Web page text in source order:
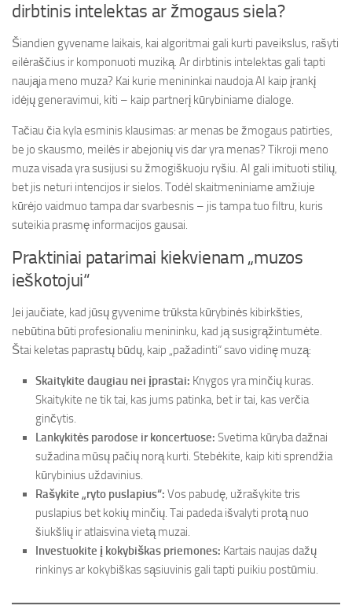
dirbtinis intelektas ar žmogaus siela?
Šiandien gyvename laikais, kai algoritmai gali kurti paveikslus, rašyti
eilėraščius ir komponuoti muziką. Ar dirbtinis intelektas gali tapti
naująja meno muza? Kai kurie menininkai naudoja AI kaip įrankį
idėjų generavimui, kiti – kaip partnerį kūrybiniame dialoge.
Tačiau čia kyla esminis klausimas: ar menas be žmogaus patirties,
be jo skausmo, meilės ir abejonių vis dar yra menas? Tikroji meno
muza visada yra susijusi su žmogiškuoju ryšiu. AI gali imituoti stilių,
bet jis neturi intencijos ir sielos. Todėl skaitmeniniame amžiuje
kūrėjo vaidmuo tampa dar svarbesnis – jis tampa tuo filtru, kuris
suteikia prasmę informacijos gausai.
Praktiniai patarimai kiekvienam „muzos
ieškotojui“
Jei jaučiate, kad jūsų gyvenime trūksta kūrybinės kibirkšties,
nebūtina būti profesionaliu menininku, kad ją susigrąžintumėte.
Štai keletas paprastų būdų, kaip „pažadinti“ savo vidinę muzą:
Skaitykite daugiau nei įprastai: Knygos yra minčių kuras.
Skaitykite ne tik tai, kas jums patinka, bet ir tai, kas verčia
ginčytis.
Lankykitės parodose ir koncertuose: Svetima kūryba dažnai
sužadina mūsų pačių norą kurti. Stebėkite, kaip kiti sprendžia
kūrybinius uždavinius.
Rašykite „ryto puslapius“: Vos pabudę, užrašykite tris
puslapius bet kokių minčių. Tai padeda išvalyti protą nuo
šiukšlių ir atlaisvina vietą muzai.
Investuokite į kokybiškas priemones: Kartais naujas dažų
rinkinys ar kokybiškas sąsiuvinis gali tapti puikiu postūmiu.